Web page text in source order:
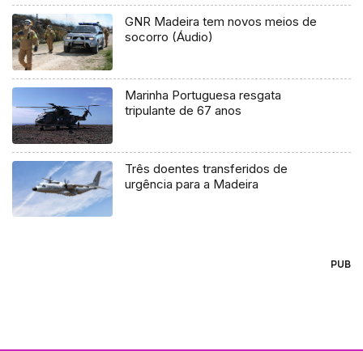
GNR Madeira tem novos meios de
socorro (Áudio)
Marinha Portuguesa resgata
tripulante de 67 anos
Três doentes transferidos de
urgência para a Madeira
PUB